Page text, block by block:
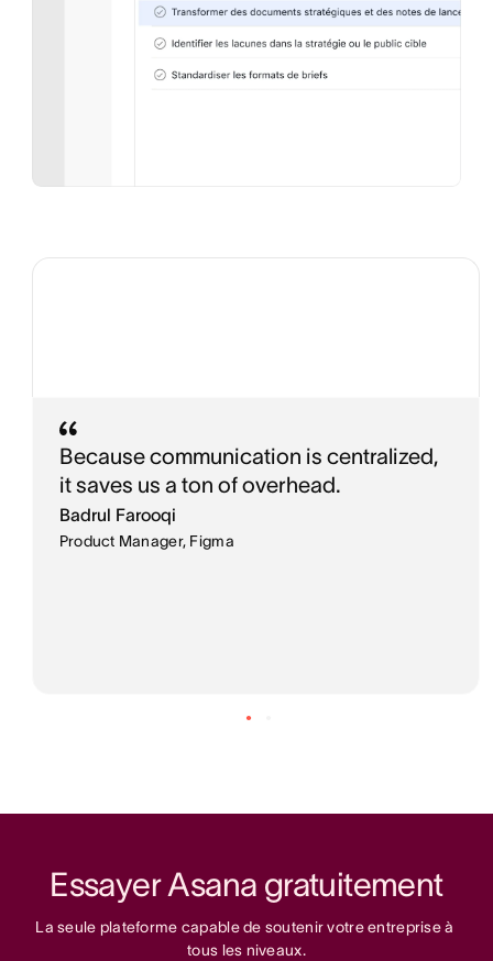
Because communication is centralized,
it saves us a ton of overhead.
Badrul Farooqi
Product Manager, Figma
Essayer Asana gratuitement
La seule plateforme capable de soutenir votre entreprise à
tous les niveaux.